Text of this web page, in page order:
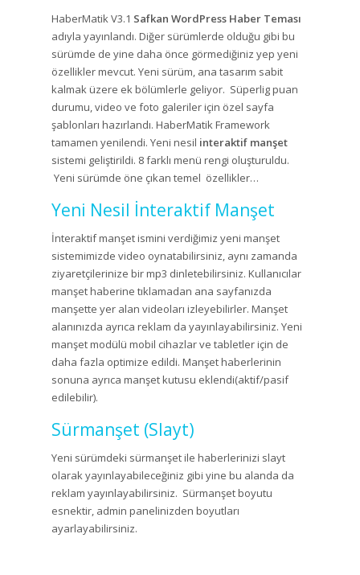
HaberMatik V3.1 Safkan WordPress Haber Teması
adıyla yayınlandı. Diğer sürümlerde olduğu gibi bu
sürümde de yine daha önce görmediğiniz yep yeni
özellikler mevcut. Yeni sürüm, ana tasarım sabit
kalmak üzere ek bölümlerle geliyor. Süperlig puan
durumu, video ve foto galeriler için özel sayfa
şablonları hazırlandı. HaberMatik Framework
tamamen yenilendi. Yeni nesil interaktif manşet
sistemi geliştirildi. 8 farklı menü rengi oluşturuldu.
Yeni sürümde öne çıkan temel özellikler…
Yeni Nesil İnteraktif Manşet
İnteraktif manşet ismini verdiğimiz yeni manşet
sistemimizde video oynatabilirsiniz, aynı zamanda
ziyaretçilerinize bir mp3 dinletebilirsiniz. Kullanıcılar
manşet haberine tıklamadan ana sayfanızda
manşette yer alan videoları izleyebilirler. Manşet
alanınızda ayrıca reklam da yayınlayabilirsiniz. Yeni
manşet modülü mobil cihazlar ve tabletler için de
daha fazla optimize edildi. Manşet haberlerinin
sonuna ayrıca manşet kutusu eklendi(aktif/pasif
edilebilir).
Sürmanşet (Slayt)
Yeni sürümdeki sürmanşet ile haberlerinizi slayt
olarak yayınlayabileceğiniz gibi yine bu alanda da
reklam yayınlayabilirsiniz. Sürmanşet boyutu
esnektir, admin panelinizden boyutları
ayarlayabilirsiniz.